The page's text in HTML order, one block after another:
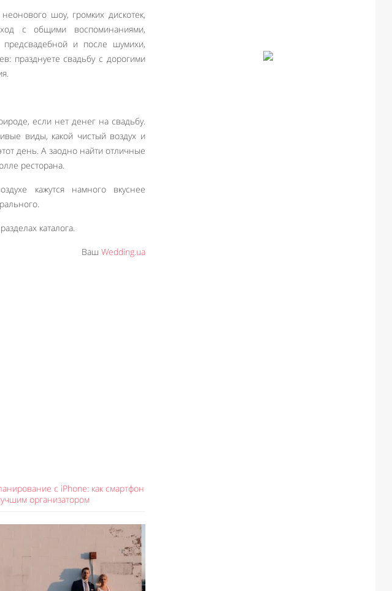
шоу, громких дискотек,
с общими воспоминаниями,
предсвадебной и после шумихи,
празднуете свадьбу с дорогими
если нет денег на свадьбу.
виды, какой чистый воздух и
день. А заодно найти отличные
ресторана.
кажутся намного вкуснее
каталога.
Ваш Wedding.ua
с iPhone: как смартфон
организатором